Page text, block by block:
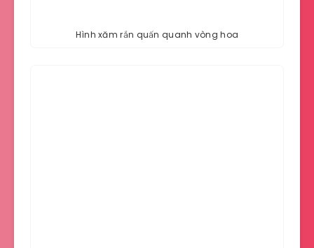
Hình xăm rắn quấn quanh vòng hoa